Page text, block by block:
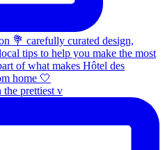
prettiest v